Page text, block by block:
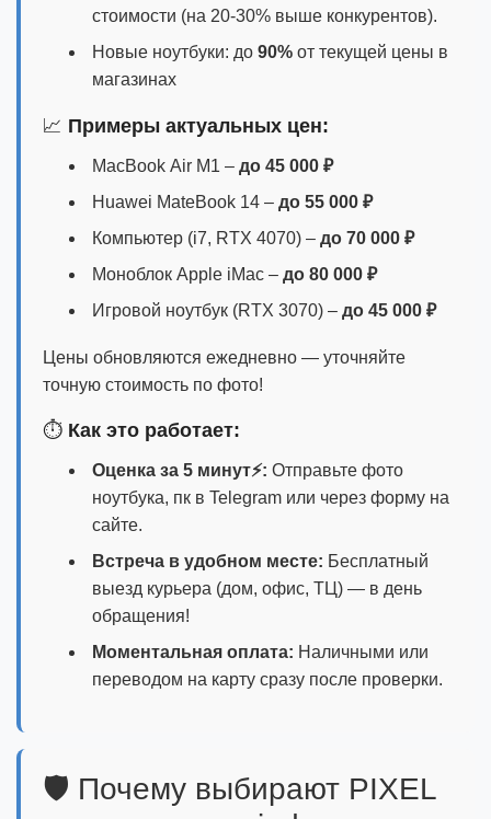
стоимости (на 20-30% выше конкурентов).
Новые ноутбуки: до 90% от текущей цены в
магазинах
📈 Примеры актуальных цен:
MacBook Air M1 – до 45 000 ₽
Huawei MateBook 14 – до 55 000 ₽
Компьютер (i7, RTX 4070) – до 70 000 ₽
Моноблок Apple iMac – до 80 000 ₽
Игровой ноутбук (RTX 3070) – до 45 000 ₽
Цены обновляются ежедневно — уточняйте
точную стоимость по фото!
⏱️ Как это работает:
Оценка за 5 минут⚡: Отправьте фото
ноутбука, пк в Telegram или через форму на
сайте.
Встреча в удобном месте: Бесплатный
выезд курьера (дом, офис, ТЦ) — в день
обращения!
Моментальная оплата: Наличными или
переводом на карту сразу после проверки.
🛡️ Почему выбирают PIXEL